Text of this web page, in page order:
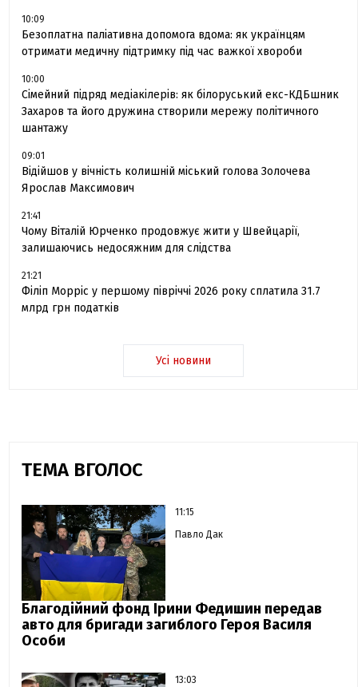
10:09
Безоплатна паліативна допомога вдома: як українцям
отримати медичну підтримку під час важкої хвороби
10:00
Сімейний підряд медіакілерів: як білоруський екс-КДБшник
Захаров та його дружина створили мережу політичного
шантажу
09:01
Відійшов у вічність колишній міський голова Золочева
Ярослав Максимович
21:41
Чому Віталій Юрченко продовжує жити у Швейцарії,
залишаючись недосяжним для слідства
21:21
Філіп Морріс у першому півріччі 2026 року сплатила 31.7
млрд грн податків
Усі новини
ТЕМА ВГОЛОС
11:15
Павло Дак
Благодійний фонд Ірини Федишин передав
авто для бригади загиблого Героя Василя
Особи
13:03